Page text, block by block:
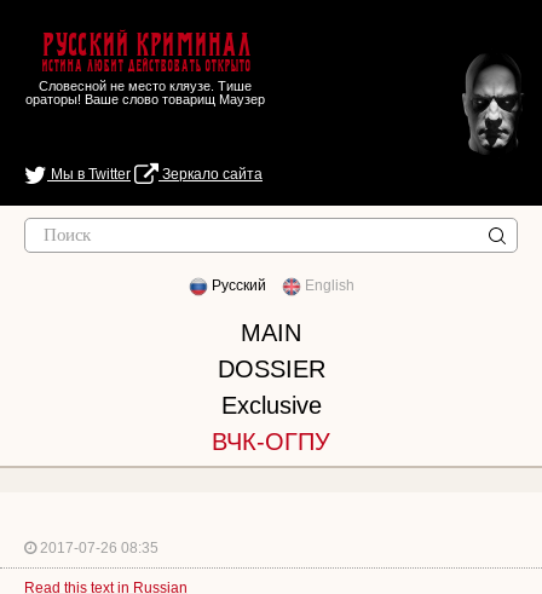
Русский Криминал
Истина любит действовать открыто
Словесной не место кляузе. Тише
ораторы! Ваше слово товарищ Маузер
Мы в Twitter Зеркало сайта
Русский English
MAIN
DOSSIER
Exclusive
ВЧК-ОГПУ
2017-07-26 08:35
Read this text in Russian